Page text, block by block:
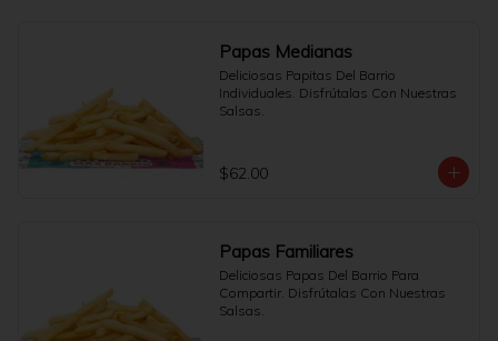
Papas Medianas
Deliciosas Papitas Del Barrio
Individuales. Disfrútalas Con Nuestras
Salsas.
$62.00
Papas Familiares
Deliciosas Papas Del Barrio Para
Compartir. Disfrútalas Con Nuestras
Salsas.